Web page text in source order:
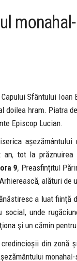
Sfântului Ioan
doilea hram. Piatra
Episcop Lucian.
an, tot la
ora 9, Preasfințitul
alături de
a luat fiinţă
social, unde
şi un cămin
din zonă